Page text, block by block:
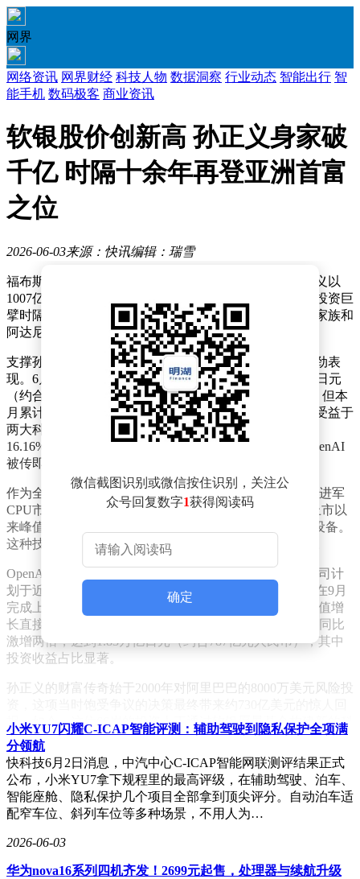
网界
网络资讯 网界财经 科技人物 数据洞察 行业动态 智能出行 智
能手机 数码极客 商业资讯
软银股价创新高 孙正义身家破
千亿 时隔十余年再登亚洲首富
之位
2026-06-03来源：快讯编辑：瑞雪
福布斯实时富豪榜最新数据显示，软银集团掌舵人孙正义以
1007亿美元个人财富重返亚洲首富之位。这位日本科技投资巨
擘时隔十余年再度登顶，其财富规模已超越印度安巴尼家族和
阿达尼集团等竞争对手。
支撑孙正义财富跃升的核心动力来自软银集团股价的强劲表
现。6月1日，该集团股价单日飙升14.71%，创下48万亿日元
（约合3060亿美元）的市值新高。尽管次日回落4.52%，但本
月累计涨幅仍达两位数。市场分析指出，本轮行情主要受益于
两大科技资产的爆发：芯片设计巨头ARM股价单日暴涨
16.16%，市值突破3000亿美元；人工智能领域独角兽OpenAI
被传即将启动IPO程序。
作为全球半导体行业的关键参与者，ARM在英伟达宣布进军
CPU市场后迎来价值重估。5月21日，该公司股价创下上市以
来峰值，其设计的芯片架构广泛应用于全球90%的移动设备。
这种技术壁垒优势使其成为本轮科技股行情的领涨龙头。
OpenAI的资本化进程同样引发市场狂热。有消息称该公司计
划于近期向美国证交会提交保密版招股说明书，最快可在9月
完成上市。作为软银集团的重要投资标的，OpenAI的估值增
长直接反映在软银最新财报中——今年1-3月季度净利润同比
激增两倍，达到1.83万亿日元（约合787亿元人民币），其中
投资收益占比显著。
孙正义的财富传奇始于2000年对阿里巴巴的8000万美元风险投
报。如今，这位66岁的投资人正通过软银愿景基金构建新的科
技帝国，其投资版图已覆盖人工智能、半导体、新能源等前沿
领域。随着全球科技资产估值体系重构，孙正义的财富神话仍
在续写新篇章。
微信截图识别或微信按住识别，关注公
众号回复数字1获得阅读码
确定
小米YU7闪耀C-ICAP智能评测：辅助驾驶到隐私保护全项满
分领航
快科技6月2日消息，中汽中心C-ICAP智能网联测评结果正式
公布，小米YU7拿下规程里的最高评级，在辅助驾驶、泊车、
智能座舱、隐私保护几个项目全部拿到顶尖评分。自动泊车适
配窄车位、斜列车位等多种场景，不用人为…
2026-06-03
华为nova16系列四机齐发！2699元起售，处理器与续航升级